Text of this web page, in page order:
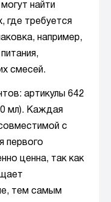
найти
где требуется
например,
смесей.
артикулы 642
мл). Каждая
с
первого
ценна, так как
тем самым